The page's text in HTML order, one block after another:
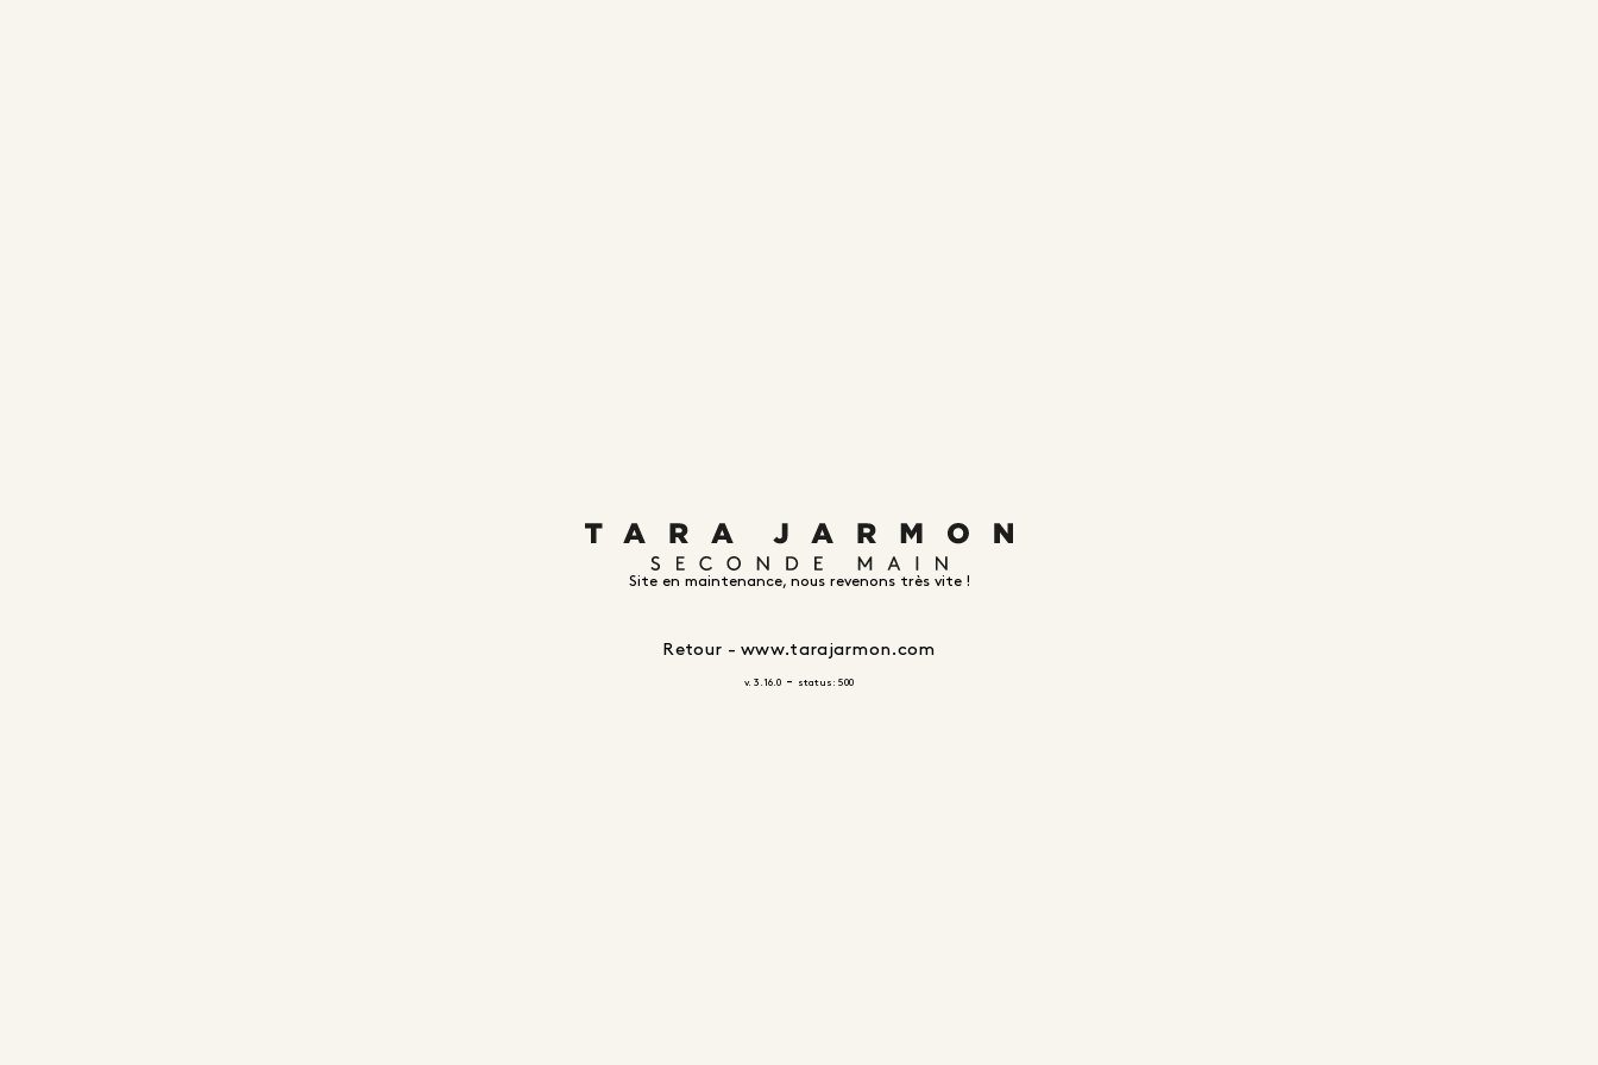
Site en maintenance, nous revenons très vite !
Retour - www.tarajarmon.com
v. 3.16.0 - status: 500